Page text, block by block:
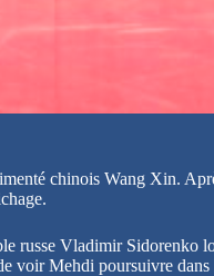
chinois Wang Xin.
russe Vladimir Sidorenko
voir Mehdi poursuivre